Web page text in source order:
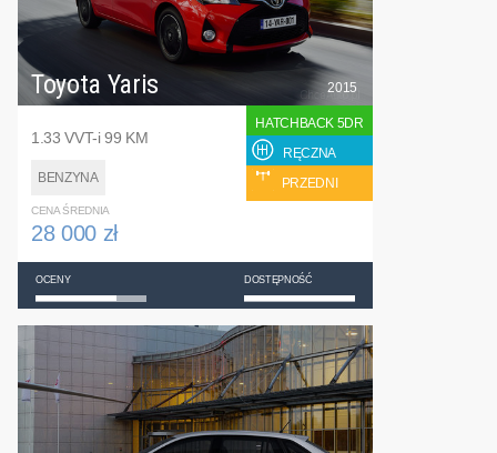
Toyota Yaris
1.33 VVT-i 99 KM
BENZYNA
2015
HATCHBACK 5DR
RĘCZNA
PRZEDNI
CENA ŚREDNIA
28 000 zł
OCENY DOSTĘPNOŚĆ